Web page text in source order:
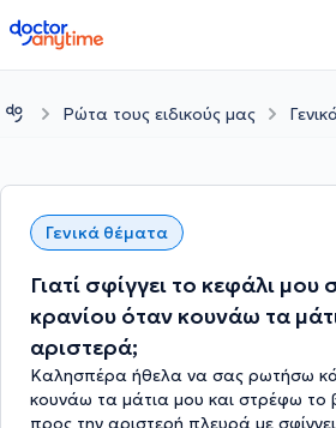
doctoranytime
Ρώτα τους ειδικούς μας
Γενικά θέματα
Γιατί σφίγγει το κεφάλι
κρανίου όταν κουνάω τα
αριστερά;
Καλησπέρα ήθελα να σας ρωτήσω
κουνάω τα μάτια μου και στρέφω το
προς την αριστερή πλευρά με